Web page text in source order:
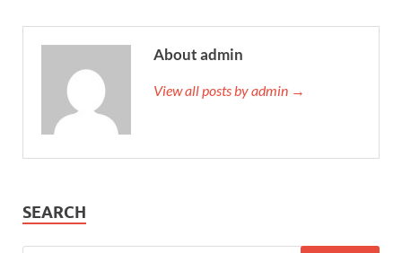
About admin
View all posts by admin →
SEARCH